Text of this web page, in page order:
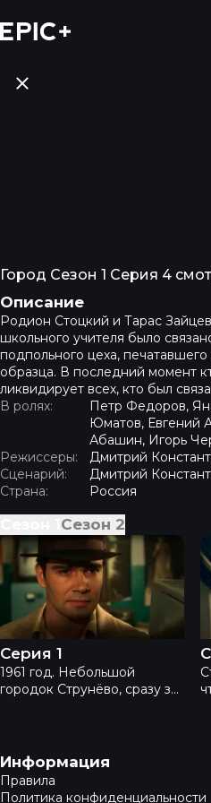
Город Сезон 1 Серия 4
Описание
Родион Стоцкий и Тарас
школьного учителя было
подпольного цеха,
образца. В последний момент
ликвидирует всех, кто был
В ролях:
Петр Федоров,
Юматов, Евгений
Абашин, Игорь
Сергей Журавель
Режиссеры:
Дмитрий
Сценарий:
Дмитрий
Страна:
Россия
Сезон 2
Город - Серия 1
Серия 1
1961 год. Небольшой
городок Струнёво, сразу за
преступность почти
нулевая. Однако,
прибывший в горотдел
Навигация в подвале
Информация
Правила
Политика конфиденциальности